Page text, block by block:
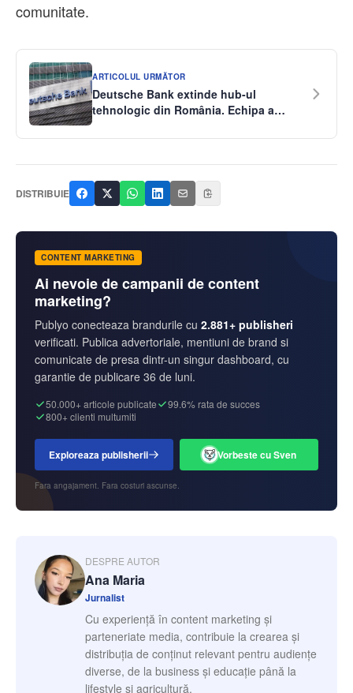
comunitate.
ARTICOLUL URMĂTOR
Deutsche Bank extinde hub-ul
tehnologic din România. Echipa a
DISTRIBUIE
CONTENT MARKETING
Ai nevoie de campanii de content
marketing?
Publyo conecteaza brandurile cu 2.881+ publisheri
verificati. Publica advertoriale, mentiuni de brand si
comunicate de presa dintr-un singur dashboard, cu
garantie de publicare 36 de luni.
50.000+ articole publicate
99.6% rata de succes
800+ clienti multumiti
Exploreaza publisherii Vorbeste cu Sven
Fara angajament. Fara costuri ascunse.
DESPRE AUTOR
Ana Maria
Jurnalist
Cu experiență în content marketing și
parteneriate media, contribuie la crearea și
distribuția de conținut relevant pentru audiențe
diverse, de la business și educație până la
lifestyle și agricultură.